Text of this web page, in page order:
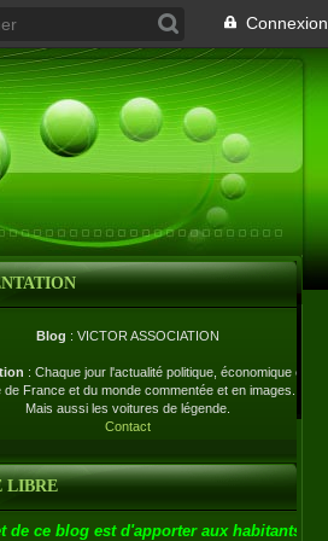
Connexion
Blog : VICTOR ASSOCIATION
: Chaque jour l'actualité politique, économique et
de France et du monde commentée et en images.
Mais aussi les voitures de légende.
Contact
LIBRE
de ce blog est d'apporter aux habitants